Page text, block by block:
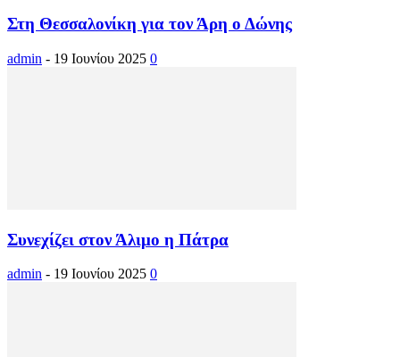
Στη Θεσσαλονίκη για τον Άρη ο Δώνης
admin - 19 Ιουνίου 2025 0
Συνεχίζει στον Άλιμο η Πάτρα
admin - 19 Ιουνίου 2025 0